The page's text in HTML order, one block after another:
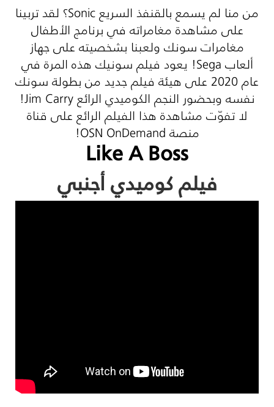
من منا لم يسمع بالقنفذ السريعSonic؟ لقد تربينا
على مشاهدة مغامراته في برنامج الأطفال
مغامرات سونك ولعبنا بشخصيته على جهاز
ألعابSega! يعود فيلم سونيك هذه المرة في
عام 2020 على هيئة فيلم جديد من بطولة سونك
نفسه وبحضور النجم الكوميدي الرائعJim Carry
!
لا تفوّت مشاهدة هذا الفيلم الرائع على قناة
منصةOSN OnDemand
!
Like A Boss
فيلم كوميدي أجنبي